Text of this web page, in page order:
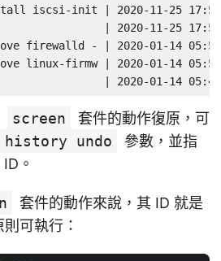
iscsi-init | 2020-11-25
| 2020-11-25
firewalld - | 2020-01-14
linux-firmw | 2020-01-14
| 2020-01-14
screen
套件的動作復原，可
history undo
參數，並指
。
套件的動作來說，其 ID 就是
可執行：